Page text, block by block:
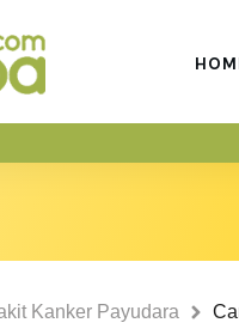
Kanker Payudara